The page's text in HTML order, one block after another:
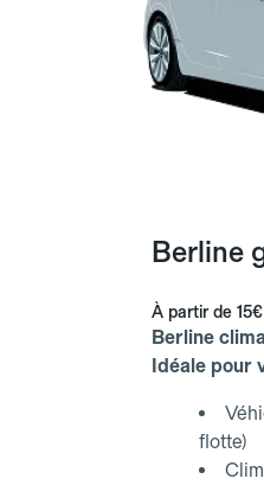
Berline
À partir de 15€
Berline
Idéale pour
flotte)